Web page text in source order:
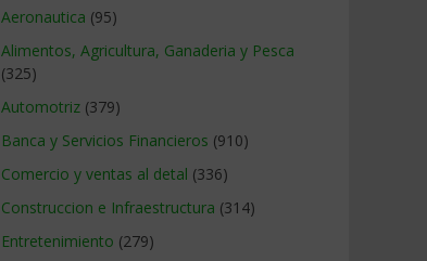
Aeronautica (95)
Alimentos, Agricultura, Ganaderia y Pesca
(325)
Automotriz (379)
Banca y Servicios Financieros (910)
Comercio y ventas al detal (336)
Construccion e Infraestructura (314)
Entretenimiento (279)